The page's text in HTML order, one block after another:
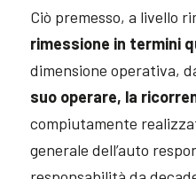
Ciò premesso, a livello
rimessione in termini
dimensione operativa,
suo operare, la
compiutamente
generale dell’auto